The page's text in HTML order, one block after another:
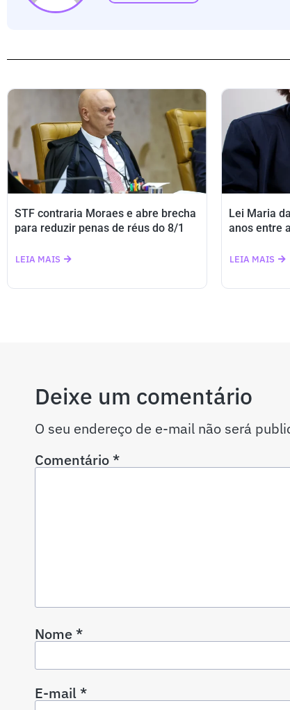
STF contraria Moraes e abre brecha
para reduzir penas de réus do 8/1
LEIA MAIS
Lei Maria
anos entre
LEIA MAIS
Deixe um comentário
O seu endereço de e-mail não será
Comentário*
Nome*
E-mail*